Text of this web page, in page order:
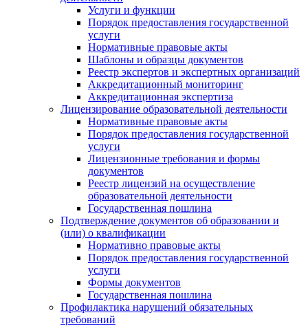
Услуги и функции
Порядок предоставления государственной
услуги
Нормативные правовые акты
Шаблоны и образцы документов
Реестр экспертов и экспертных организаций
Аккредитационный мониторинг
Аккредитационная экспертиза
Лицензирование образовательной деятельности
Нормативные правовые акты
Порядок предоставления государственной
услуги
Лицензионные требования и формы
документов
Реестр лицензий на осуществление
образовательной деятельности
Государственная пошлина
Подтверждение документов об образовании и
(или) о квалификации
Нормативно правовые акты
Порядок предоставления государственной
услуги
Формы документов
Государственная пошлина
Профилактика нарушений обязательных
требований